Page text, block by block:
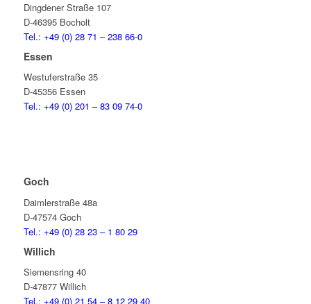
Dingdener Straße 107
D-46395 Bocholt
Tel.: +49 (0) 28 71 – 238 66-0
Essen
Westuferstraße 35
D-45356 Essen
Tel.: +49 (0) 201 – 83 09 74-0
Goch
Daimlerstraße 48a
D-47574 Goch
Tel.: +49 (0) 28 23 – 1 80 29
Willich
Siemensring 40
D-47877 Willich
Tel.: +49 (0) 21 54 – 8 12 29 40